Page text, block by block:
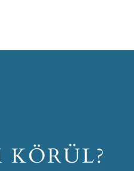
KÖRÜL?